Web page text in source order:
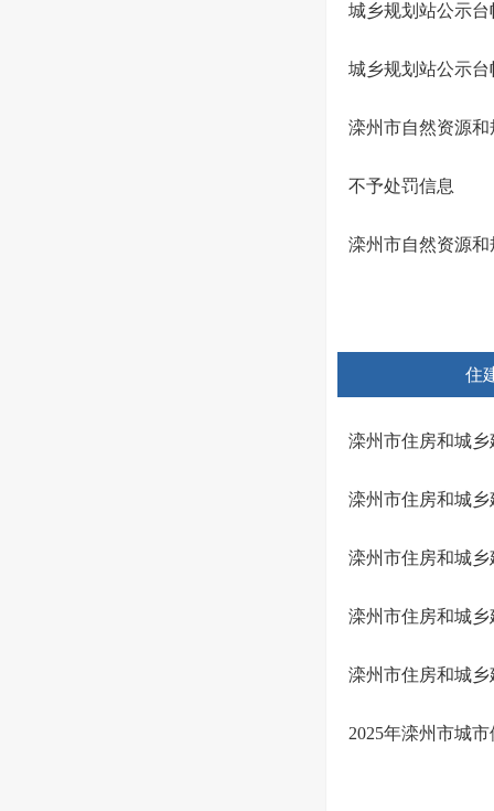
城乡规划站公示台
城乡规划站公示台
滦州市自然资源
不予处罚信息
滦州市自然资源
住
滦州市住房和城
滦州市住房和城
滦州市住房和城
滦州市住房和城
滦州市住房和城
2025年滦州市城